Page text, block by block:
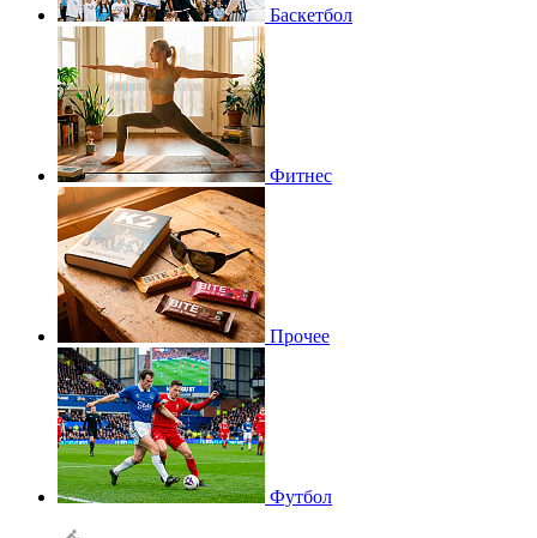
Баскетбол
Фитнес
Прочее
Футбол